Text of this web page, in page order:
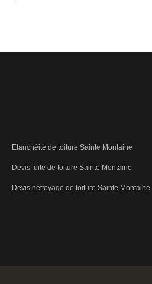
Etanchéité de toiture Sainte Montaine
Devis fuite de toiture Sainte Montaine
Devis nettoyage de toiture Sainte Montaine